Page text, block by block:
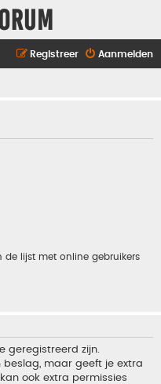
Aanmelden
Registreer
de lijst met online gebruikers
geregistreerd zijn.
beslag, maar geeft je extra
ook extra permissies